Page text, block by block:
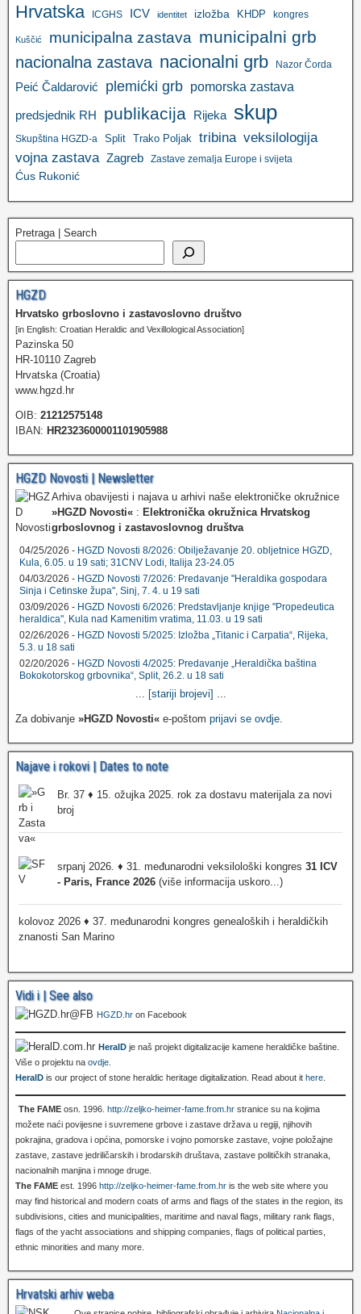
Hrvatska ICGHS ICV identitet izložba KHDP kongres
Kuščić municipalna zastava municipalni grb
nacionalna zastava nacionalni grb Nazor Čorda
Peić Čaldarović plemićki grb pomorska zastava
predsjednik RH publikacija Rijeka skup
Skupština HGZD-a Split Trako Poljak tribina veksilologija
vojna zastava Zagreb Zastave zemalja Europe i svijeta
Ćus Rukonić
Pretraga | Search
HGZD
Hrvatsko grboslovno i zastavoslovno društvo
[in English: Croatian Heraldic and Vexillological Association]
Pazinska 50
HR-10110 Zagreb
Hrvatska (Croatia)
www.hgzd.hr
OIB: 21212575148
IBAN: HR2323600001101905988
HGZD Novosti | Newsletter
Arhiva obavijesti i najava u arhivi naše elektroničke okružnice
»HGZD Novosti« : Elektronička okružnica Hrvatskog
grboslovnog i zastavoslovnog društva
04/25/2026 - HGZD Novosti 8/2026: Obilježavanje 20. obljetnice HGZD,
Kula, 6.05. u 19 sati; 31CNV Lodi, Italija 23-24.05
04/03/2026 - HGZD Novosti 7/2026: Predavanje "Heraldika gospodara
Sinja i Cetinske župa", Sinj, 7. 4. u 19 sati
03/09/2026 - HGZD Novosti 6/2026: Predstavljanje knjige "Propedeutica
heraldica", Kula nad Kamenitim vratima, 11.03. u 19 sati
02/26/2026 - HGZD Novosti 5/2025: Izložba „Titanic i Carpatia“, Rijeka,
5.3. u 18 sati
02/20/2026 - HGZD Novosti 4/2025: Predavanje „Heraldička baština
Bokokotorskog grbovnika“, Split, 26.2. u 18 sati
... [stariji brojevi] ...
Za dobivanje »HGZD Novosti« e-poštom prijavi se ovdje.
Najave i rokovi | Dates to note
Br. 37 ♦ 15. ožujka 2025. rok za dostavu materijala za novi
broj
srpanj 2026. ♦ 31. međunarodni veksilološki kongres 31 ICV
- Paris, France 2026 (više informacija uskoro...)
kolovoz 2026 ♦ 37. međunarodni kongres genealoških i heraldičkih
znanosti San Marino
Vidi i | See also
HGZD.hr on Facebook
HeralD je naš projekt digitalizacije kamene heraldičke baštine.
Više o projektu na ovdje
HeralD is our project of stone heraldic heritage digitalization. Read about it here
The FAME osn. 1996. http://zeljko-heimer-fame.from.hr stranice su na kojima
možete naći povijesne i suvremene grbove i zastave država u regiji, njihovih
pokrajina, gradova i općina, pomorske i vojno pomorske zastave, vojne položajne
zastave, zastave jedriličarskih i brodarskih društava, zastave političkih stranaka,
nacionalnih manjina i mnoge druge.
The FAME est. 1996 http://zeljko-heimer-fame.from.hr is the web site where you
may find historical and modern coats of arms and flags of the states in the region, its
subdivisions, cities and municipalities, maritime and naval flags, military rank flags,
flags of the yacht associations and shipping companies, flags of political parties,
ethnic minorities and many more.
Hrvatski arhiv weba